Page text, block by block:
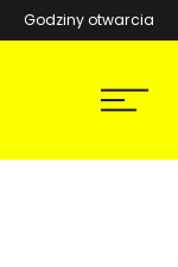
(otwiera się w nowym
Godziny otwarcia
Menu